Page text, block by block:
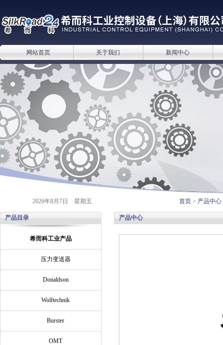
网站首页 关于我们 新闻中心
2026年8月7日 星期五 首页 > 产品中心
产品目录
希而科工业产品
压力变送器
Donaldson
Wolftechnik
Burster
OMT
产品中心